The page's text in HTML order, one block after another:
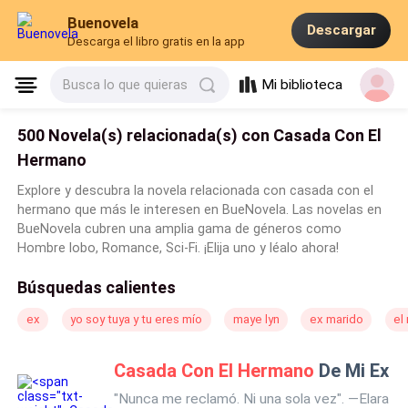
Buenovela
Descarga el libro gratis en la app
Descargar
Busca lo que quieras Mi biblioteca
500 Novela(s) relacionada(s) con Casada Con El
Hermano
Explore y descubra la novela relacionada con casada con el
hermano que más le interesen en BueNovela. Las novelas en
BueNovela cubren una amplia gama de géneros como
Hombre lobo, Romance, Sci-Fi. ¡Elija uno y léalo ahora!
Búsquedas calientes
ex yo soy tuya y tu eres mío maye lyn ex marido el
Casada Con El Hermano De Mi Ex
"Nunca me reclamó. Ni una sola vez". —Elara